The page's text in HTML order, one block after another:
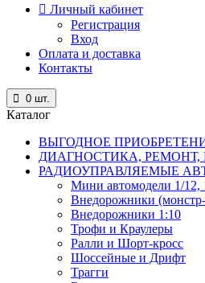
Личный кабинет
Регистрация
Вход
Оплата и доставка
Контакты
0 шт.
Каталог
ВЫГОДНОЕ
ДИАГНОСТИКА, РЕМОНТ,
РАДИОУПРАВЛЯЕМЫЕ
Мини автомодели 1/12,
Внедорожники
Внедорожники 1:10
Трофи и Краулеры
Ралли и Шорт-кросс
Шоссейные и Дрифт
Трагги